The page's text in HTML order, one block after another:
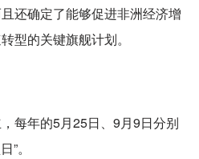
还确定了能够促进非洲经济增
型的关键旗舰计划。
每年的5月25日、9月9日分别
”。